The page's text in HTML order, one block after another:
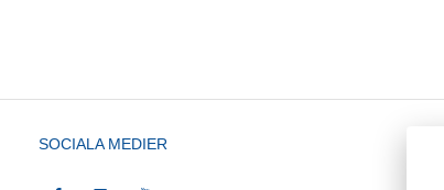
SOCIALA MEDIER